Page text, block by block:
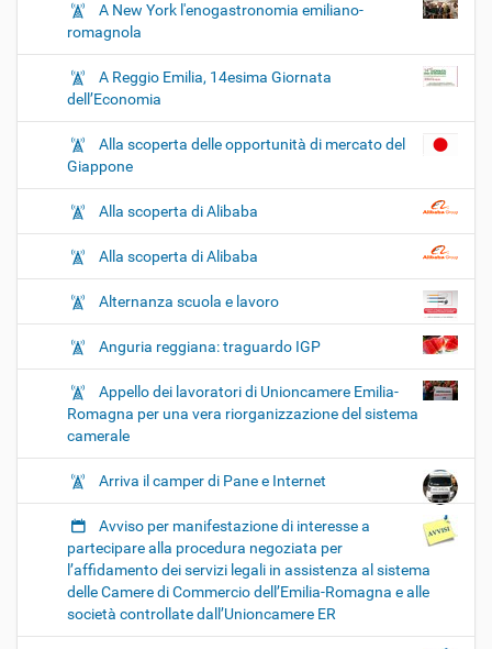
A New York l'enogastronomia emiliano-
romagnola
A Reggio Emilia, 14esima Giornata
dell’Economia
Alla scoperta delle opportunità di mercato del
Giappone
Alla scoperta di Alibaba
Alla scoperta di Alibaba
Alternanza scuola e lavoro
Anguria reggiana: traguardo IGP
Appello dei lavoratori di Unioncamere Emilia-
Romagna per una vera riorganizzazione del sistema
camerale
Arriva il camper di Pane e Internet
Avviso per manifestazione di interesse a
partecipare alla procedura negoziata per
l’affidamento dei servizi legali in assistenza al sistema
delle Camere di Commercio dell’Emilia-Romagna e alle
società controllate dall’Unioncamere ER